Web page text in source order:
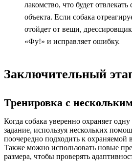
лакомство, что будет
объекта. Если собака
отойдет от вещи,
«Фу!» и исправляет ошибку.
Заключительный
Тренировка с
Когда собака уверенно охраняет
задание, используя нескольких
поочередно подходить к охраняемой
Также можно использовать новые
размера, чтобы проверять